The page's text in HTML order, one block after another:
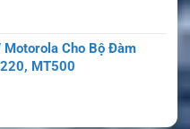
Motorola Cho Bộ Đàm
MT500